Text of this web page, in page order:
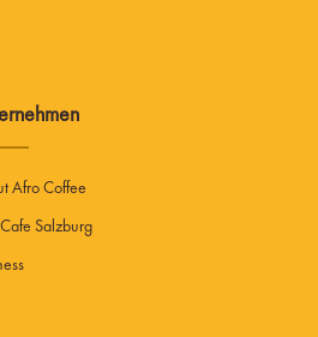
Afro Coffee
Salzburg